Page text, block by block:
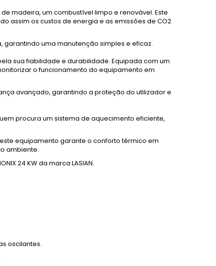
madeira, um combustível limpo e renovável. Este
assim os custos de energia e as emissões de CO2
garantindo uma manutenção simples e eficaz.
sua fiabilidade e durabilidade. Equipada com um
o funcionamento do equipamento em
avançado, garantindo a proteção do utilizador e
procura um sistema de aquecimento eficiente,
equipamento garante o conforto térmico em
ambiente.
24 KW da marca LASIAN.
oscilantes.